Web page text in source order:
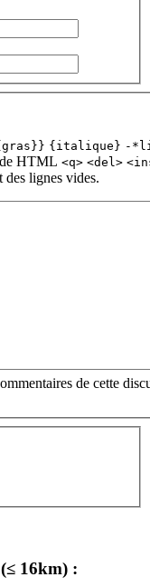
{italique} -
HTML <q> <del>
des lignes vides.
de cette
16km) :